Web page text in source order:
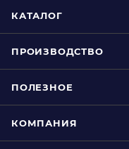
КАТАЛОГ
ПРОИЗВОДСТВО
ПОЛЕЗНОЕ
КОМПАНИЯ